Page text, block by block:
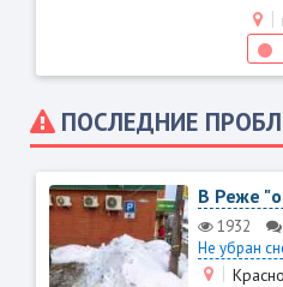
ПОСЛЕДНИЕ
В Реже
1932
Не убран